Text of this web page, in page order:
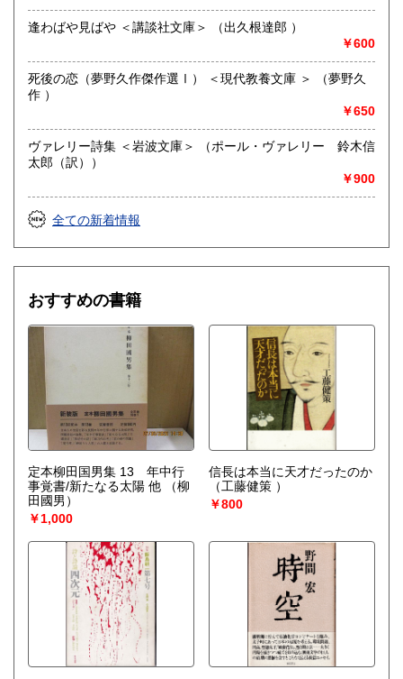
逢わばや見ばや ＜講談社文庫＞ （出久根達郎 ）
￥600
死後の恋（夢野久作傑作選Ⅰ） ＜現代教養文庫 ＞ （夢野久
作 ）
￥650
ヴァレリー詩集 ＜岩波文庫＞ （ポール・ヴァレリー 鈴木信
太郎（訳））
￥900
全ての新着情報
おすすめの書籍
定本柳田国男集 13 年中行
事覚書/新たなる太陽 他
（柳
田國男）
￥1,000
信長は本当に天才だったのか
（工藤健策 ）
￥800